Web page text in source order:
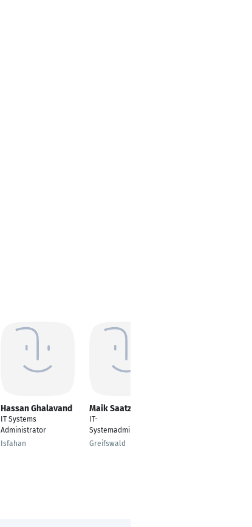
Hassan Ghalavand
IT Systems
Administrator
Isfahan
Maik Saatze
IT-
Systemadministrator
Greifswald